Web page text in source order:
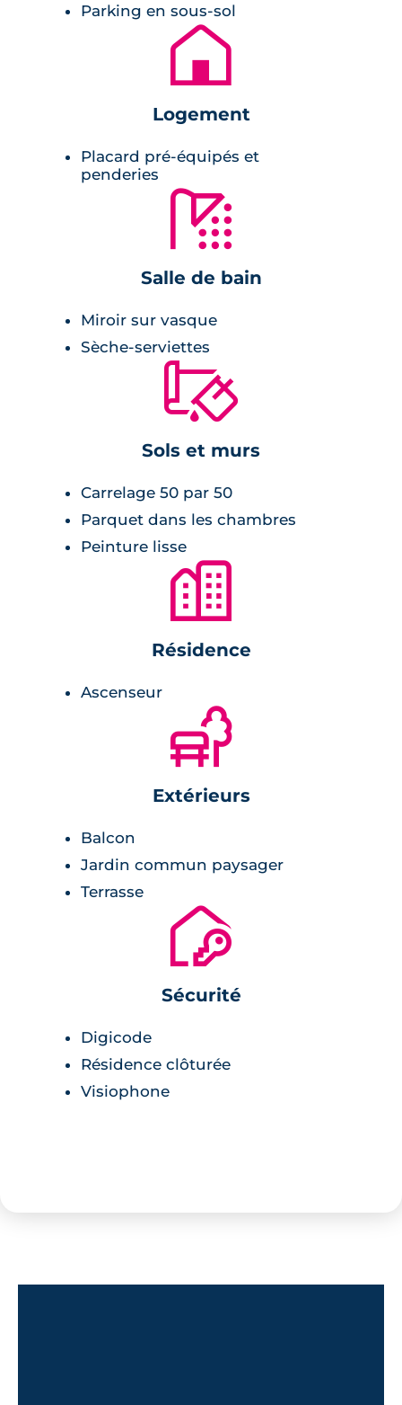
Pièces à vivre :
espaces extérieurs : balcons, terrasses,
jardin commun
peinture lisste aux murs,
sèche-serviette
carrelage,
mirroir sur vasque.
placards équipés.
Sécurité
La résidence est entièrement clôturée. Pour
rentrer dans celle-ci, un code vous sera
demandé. Les résidents pourront garer
que les visiteurs profiteront du parking aérien.
Les logements sont pourvus de visiophone
pour une sécurité maximale.
Environnement
Rennes à toute juste 10 minutes,
centre de Noyal-Châtillon-sur-Seiche à 10
minutes,
zone industrielle à 1,6km,
proximité immédiate de Saint-Jacques-de-
minutes,
piscine à 6 minutes.
Parking en sous-sol
🏚
Logement
Placard pré-équipés et
penderies
🚿
Salle de bain
Miroir sur vasque
Sèche-serviettes
🔨
Sols et murs
Carrelage 50 par 50
Parquet dans les chambres
Peinture lisse
🏙
Résidence
Ascenseur
🌲
Extérieurs
Balcon
Jardin commun paysager
Terrasse
🔐
Sécurité
Digicode
Résidence clôturée
Visiophone